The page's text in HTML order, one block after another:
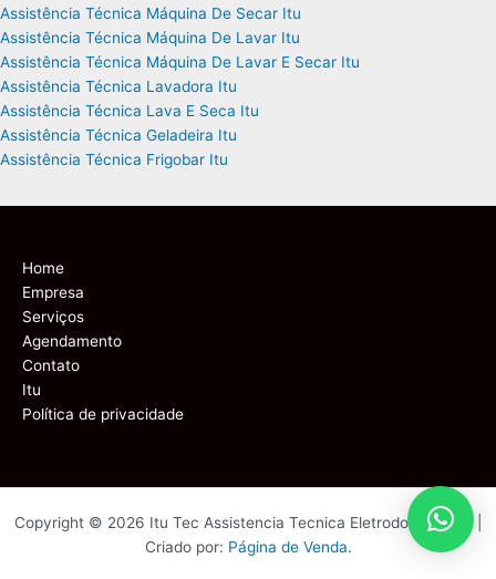
Assistência Técnica Máquina De Secar Itu
Assistência Técnica Máquina De Lavar Itu
Assistência Técnica Máquina De Lavar E Secar Itu
Assistência Técnica Lavadora Itu
Assistência Técnica Lava E Seca Itu
Assistência Técnica Geladeira Itu
Assistência Técnica Frigobar Itu
Home
Empresa
Serviços
Agendamento
Contato
Itu
Política de privacidade
Copyright © 2026 Itu Tec Assistencia Tecnica Eletrodomesticos |
Criado por: Página de Venda.